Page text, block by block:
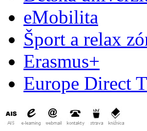
eMobilita
Šport a relax
Erasmus+
Europe Direct